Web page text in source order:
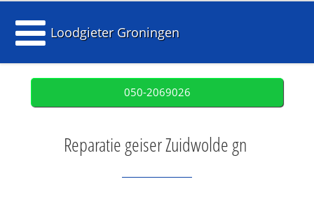
Loodgieter Groningen
050-2069026
Reparatie geiser Zuidwolde gn